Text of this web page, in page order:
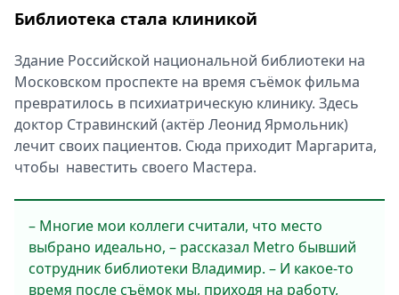
Библиотека стала клиникой
Здание Российской национальной библиотеки на
Московском проспекте на время съёмок фильма
превратилось в психиатрическую клинику. Здесь
доктор Стравинский (актёр Леонид Ярмольник)
лечит своих пациентов. Сюда приходит Маргарита,
чтобы навестить своего Мастера.
– Многие мои коллеги считали, что место
выбрано идеально, – рассказал Metro бывший
сотрудник библиотеки Владимир. – И какое-то
время после съёмок мы, приходя на работу,